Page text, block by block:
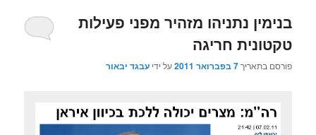
בנימין נתניהו מזהיר מפני פעילות
טקטונית חריגה
פורסם בתאריך7 בפברואר 2011 על ידיעבגד יבאור